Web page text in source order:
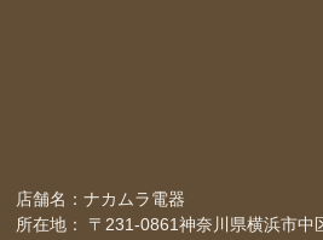
店舗名：ナカムラ電器
所在地： 〒231-0861神奈川県横浜市中